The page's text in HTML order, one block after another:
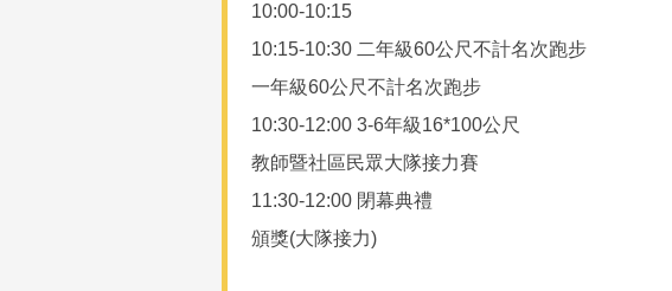
10:00-10:15
10:15-10:30 二年級60公尺不計名次跑步
一年級60公尺不計名次跑步
10:30-12:00 3-6年級16*100公尺
教師暨社區民眾大隊接力賽
11:30-12:00 閉幕典禮
頒獎(大隊接力)